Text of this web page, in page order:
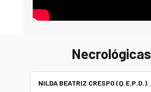
Necrológicas
NILDA BEATRIZ CRESPO (Q.E.P.D.).